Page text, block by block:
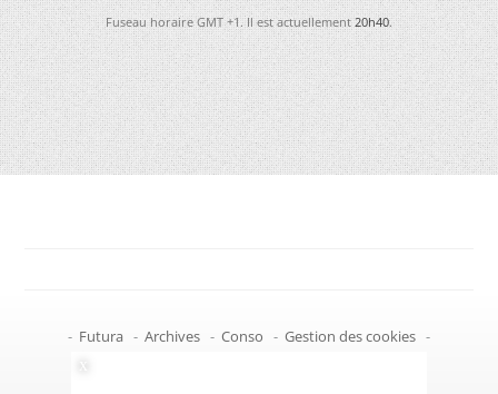
Fuseau horaire GMT +1. Il est actuellement20h40.
- Futura - Archives - Conso - Gestion des cookies -